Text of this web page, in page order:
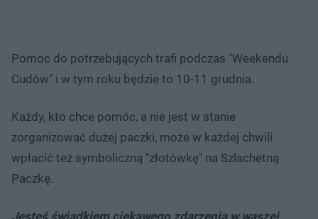
Pomoc do potrzebujących trafi podczas "Weekendu
Cudów" i w tym roku będzie to 10-11 grudnia.
Każdy, kto chce pomóc, a nie jest w stanie
zorganizować dużej paczki, może w każdej chwili
wpłacić też symboliczną "złotówkę" na Szlachetną
Paczkę.
Jesteś świadkiem ciekawego zdarzenia w waszej